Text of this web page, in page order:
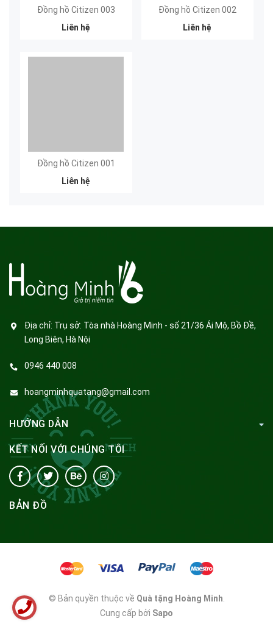
Đồng hồ Citizen 003
Liên hệ
Đồng hồ Citizen 002
Liên hệ
Đồng hồ Citizen 001
Liên hệ
Địa chỉ: Trụ sở: Tòa nhà Hoàng Minh - số 21/36 Ái Mộ, Bồ Đề,
Long Biên, Hà Nội
0946 440 008
hoangminhquatang@gmail.com
HƯỚNG DẪN
KẾT NỐI VỚI CHÚNG TÔI
BẢN ĐỒ